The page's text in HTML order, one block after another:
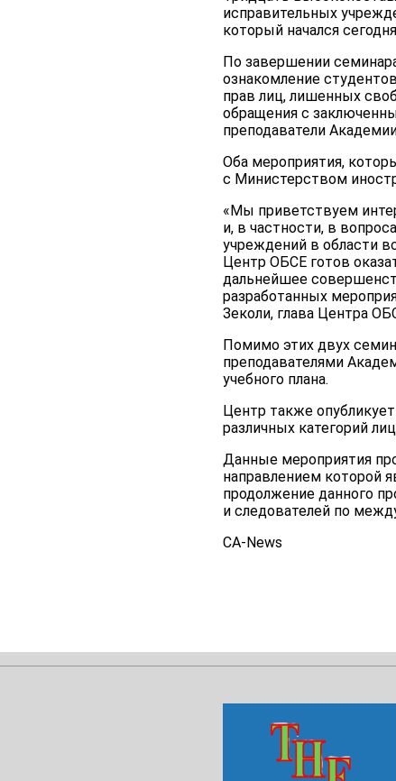
исправительных
который начался
По завершении
ознакомление
прав лиц, лишенных
обращения с
преподаватели
Оба мероприятия,
с Министерством
«Мы приветствуем
и, в частности, в
учреждений в области
Центр ОБСЕ готов
дальнейшее
разработанных
Зеколи, глава Центра
Помимо этих двух
преподавателями
учебного плана.
Центр также
различных категорий
Данные мероприятия
направлением которой
продолжение данного
и следователей по
CA-News